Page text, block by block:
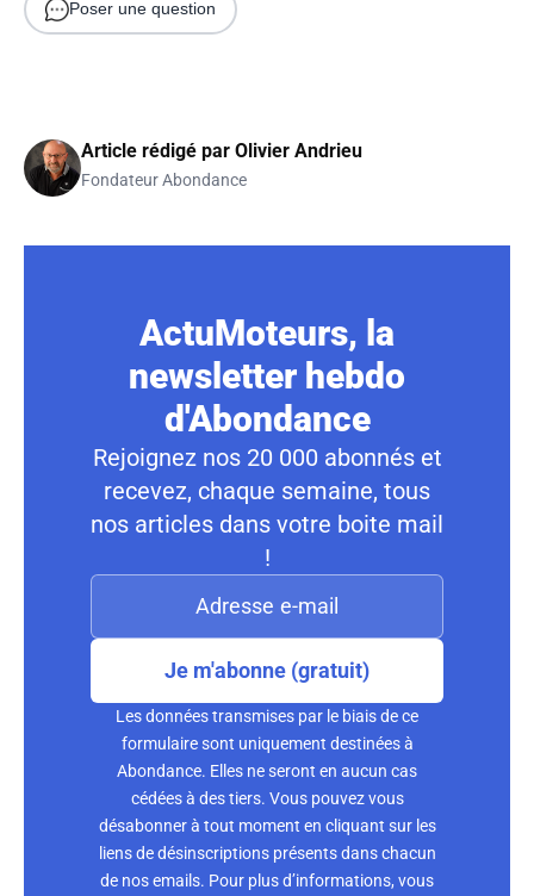
Poser une question
Article rédigé par Olivier Andrieu
Fondateur Abondance
ActuMoteurs, la
newsletter hebdo
d'Abondance
Rejoignez nos 20 000 abonnés et
recevez, chaque semaine, tous
nos articles dans votre boite mail
!
Je m'abonne (gratuit)
Les données transmises par le biais de ce
formulaire sont uniquement destinées à
Abondance. Elles ne seront en aucun cas
cédées à des tiers. Vous pouvez vous
désabonner à tout moment en cliquant sur les
liens de désinscriptions présents dans chacun
de nos emails. Pour plus d’informations, vous